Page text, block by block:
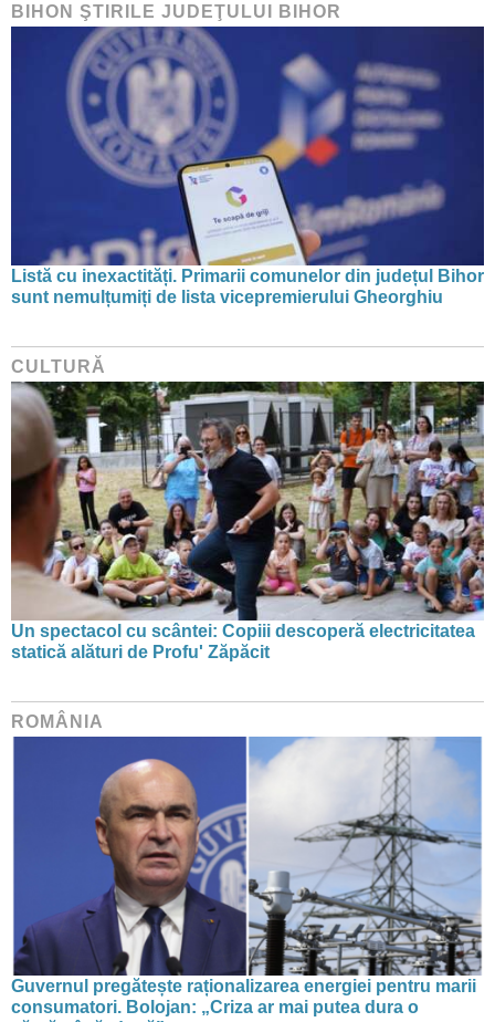
BIHON ŞTIRILE JUDEŢULUI BIHOR
Listă cu inexactități. Primarii comunelor din județul Bihor
sunt nemulțumiți de lista vicepremierului Gheorghiu
CULTURĂ
Un spectacol cu scântei: Copiii descoperă electricitatea
statică alături de Profu' Zăpăcit
ROMÂNIA
Guvernul pregătește raționalizarea energiei pentru marii
consumatori. Bolojan: „Criza ar mai putea dura o